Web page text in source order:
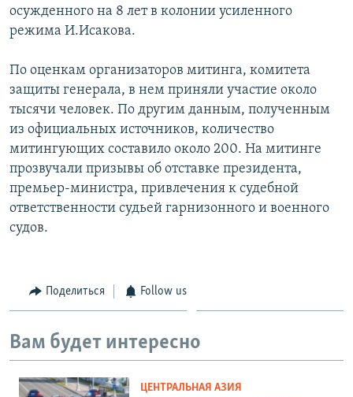
осужденного на 8 лет в колонии усиленного
режима И.Исакова.
По оценкам организаторов митинга, комитета
защиты генерала, в нем приняли участие около
тысячи человек. По другим данным, полученным
из официальных источников, количество
митингующих составило около 200. На митинге
прозвучали призывы об отставке президента,
премьер-министра, привлечения к судебной
ответственности судьей гарнизонного и военного
судов.
Поделиться Follow us
Вам будет интересно
ЦЕНТРАЛЬНАЯ АЗИЯ